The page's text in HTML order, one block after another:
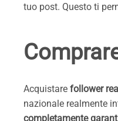
tuo post. Questo ti
Acquistare follower
nazionale realmente
completamente